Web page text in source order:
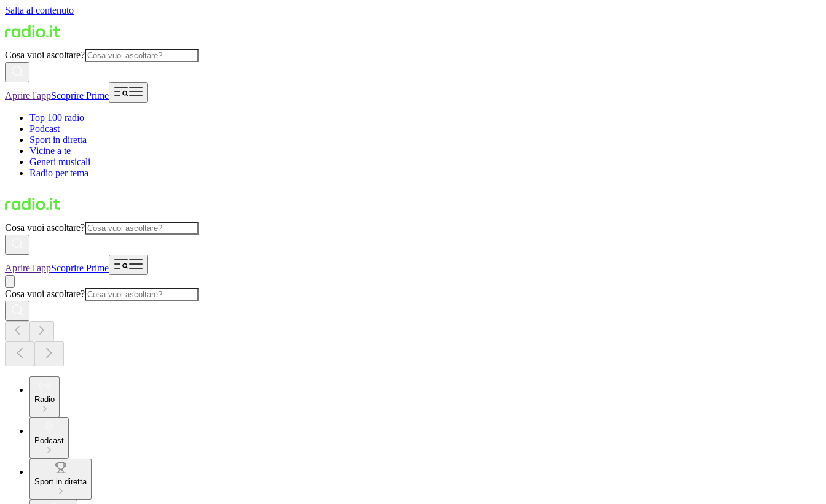
Salta al contenuto
Cosa vuoi ascoltare?
Aprire l'appScoprire Prime
Top 100 radio
Podcast
Sport in diretta
Vicine a te
Generi musicali
Radio per tema
Cosa vuoi ascoltare?
Aprire l'appScoprire Prime
Cosa vuoi ascoltare?
Radio
Podcast
Sport in diretta